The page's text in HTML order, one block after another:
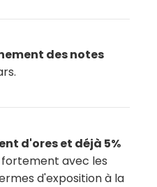
des notes
d'ores et déjà 5%
avec les
d'exposition à la